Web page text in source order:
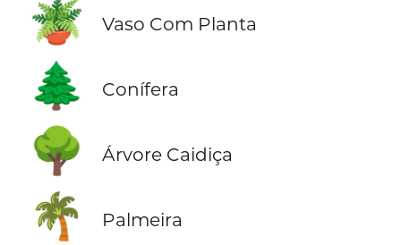
🪴 Vaso Com Planta
🌲 Conífera
🌳 Árvore Caidiça
🌴 Palmeira